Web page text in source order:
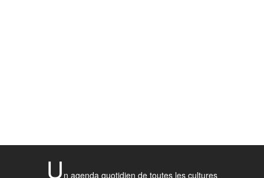
U n agenda quotidien de toutes les cultures